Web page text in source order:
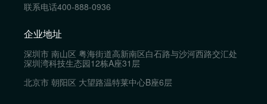
联系电话400-888-0936
企业地址
深圳市 南山区 粤海街道高新南区白石路与沙河西路交汇处
深圳湾科技生态园12栋A座31层
北京市 朝阳区 大望路温特莱中心B座6层